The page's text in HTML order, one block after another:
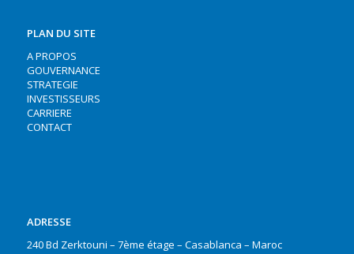
PLAN DU SITE
A PROPOS
GOUVERNANCE
STRATEGIE
INVESTISSEURS
CARRIERE
CONTACT
ADRESSE
240 Bd Zerktouni – 7ème étage – Casablanca – Maroc